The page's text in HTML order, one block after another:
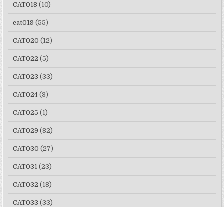
CAT018 (10)
cat019 (55)
CAT020 (12)
CAT022 (5)
CAT023 (33)
CAT024 (3)
CAT025 (1)
CAT029 (82)
CAT030 (27)
CAT031 (23)
CAT032 (18)
CAT033 (33)